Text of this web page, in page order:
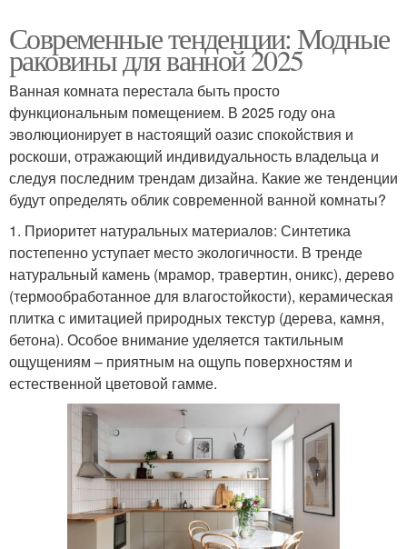
Современные тенденции: Модные
раковины для ванной 2025
Ванная комната перестала быть просто
функциональным помещением. В 2025 году она
эволюционирует в настоящий оазис спокойствия и
роскоши, отражающий индивидуальность владельца и
следуя последним трендам дизайна. Какие же тенденции
будут определять облик современной ванной комнаты?
1. Приоритет натуральных материалов: Синтетика
постепенно уступает место экологичности. В тренде
натуральный камень (мрамор, травертин, оникс), дерево
(термообработанное для влагостойкости), керамическая
плитка с имитацией природных текстур (дерева, камня,
бетона). Особое внимание уделяется тактильным
ощущениям – приятным на ощупь поверхностям и
естественной цветовой гамме.